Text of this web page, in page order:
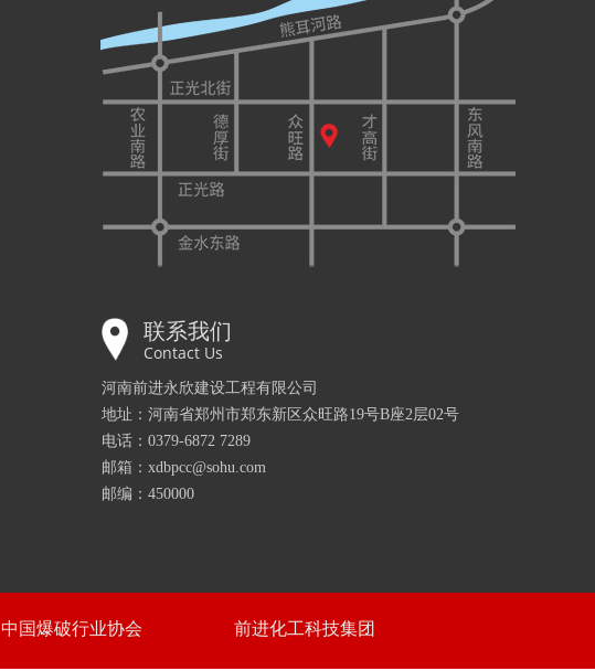
中国爆破行业协会 前进化工科技集团
联系我们
Contact Us
河南前进永欣建设工程有限公司
地址：河南省郑州市郑东新区众旺路19号B座2层02号
电话：0379-6872 7289
邮箱：xdbpcc@sohu.com
邮编：450000